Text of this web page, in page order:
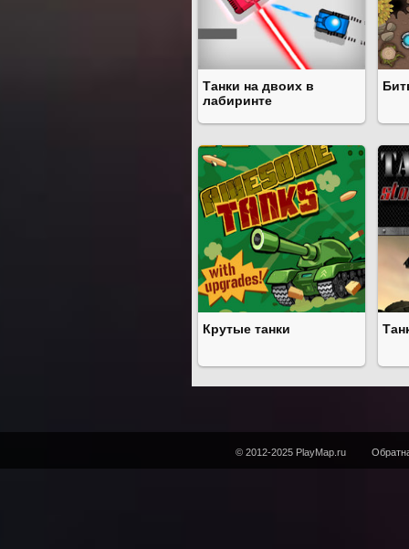
Танки на двоих в
лабиринте
Крутые танки
© 2012-2025 PlayMap.ru